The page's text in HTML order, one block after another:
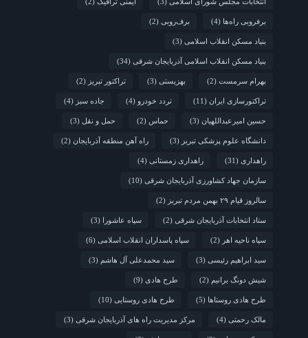
برفروبی راه‌ها (4) برف‌روبی (2)
بنیاد مسکن انقلاب اسلامی (3)
بنیاد مسکن انقلاب اسلامی آذربایجان شرقی (34)
بهرام سرمست (2) بهزیستی (3) تراکتور تبریز (2)
تراکتورسازی ایران (11) تردد خودرو (4) جاده سبز (4)
حسین امیرعبداللهیان (3) حماس (2) حمل و نقل (3)
دانشگاه علوم پزشکی تبریز (3) راه آهن منطقه آذربایجان (2)
راهداری (31) راهداری زمستانی (4)
سازمان جهاد کشاورزی آذربایجان شرقی (10)
سالروز قیام ۲۹ بهمن مردم تبریز (2)
ستاد انتخابات آذربایجان شرقی (2) سپاه عاشورا (3)
سپاه ناحیه اهر (2) سپاه پاسداران انقلاب اسلامی (6)
سید ابراهیم رئیسی (3) سید محمدعلی آل هاشم (3)
شیش دونگ برانیم (2) طرح هادی (9)
طرح هادی روستاها (5) طرح هادی روستایی (10)
مالک رحمتی (4) مرکز مدیریت راه های آذربایجان شرقی (3)